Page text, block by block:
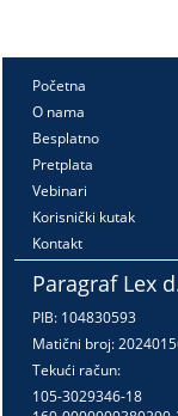
Početna
O nama
Besplatno
Pretplata
Vebinari
Korisnički kutak
Kontakt
Paragraf Lex
PIB: 104830593
Matični broj:
Tekući račun:
105-3029346-18